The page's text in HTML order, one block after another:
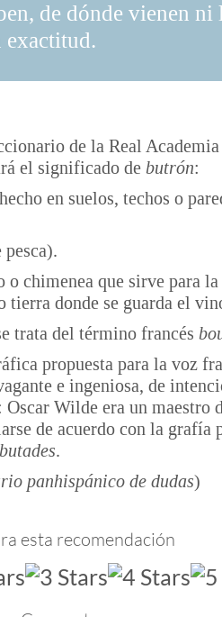
de dónde vienen ni
de la Real Academia
el significado de butrón:
en suelos, techos o
chimenea que sirve para
tierra donde se guarda el
trata del término francés
propuesta para la voz
e ingeniosa, de
Oscar Wilde era un maestro
de acuerdo con la grafía
butades.
panhispánico de dudas)
esta recomendación